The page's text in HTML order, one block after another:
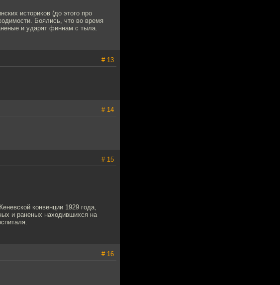
историков (до этого про
Боялись, что во время
и ударят финнам с тыла.
# 13
# 14
# 15
конвенции 1929 года,
и раненых находившихся на
# 16